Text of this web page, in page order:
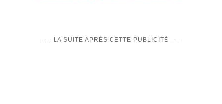
── LA SUITE APRÈS CETTE PUBLICITÉ ──